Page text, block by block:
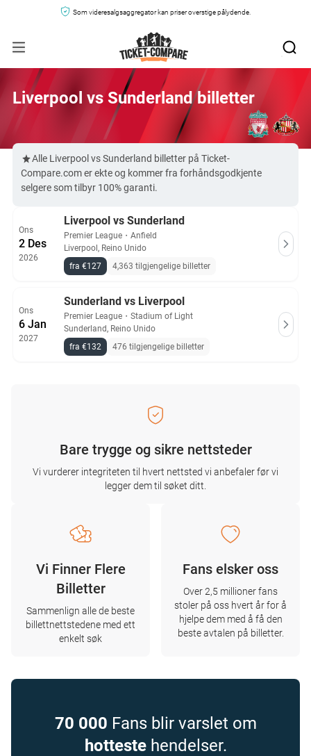
Som videresalgsaggregator kan priser overstige pålydende.
Liverpool vs Sunderland billetter
Alle Liverpool vs Sunderland billetter på Ticket-
Compare.com er ekte og kommer fra forhåndsgodkjente
selgere som tilbyr 100% garanti.
Ons
2 Des
2026
Liverpool vs Sunderland
Premier League ・ Anfield
Liverpool, Reino Unido
fra €127
4,363 tilgjengelige billetter
Ons
6 Jan
2027
Sunderland vs Liverpool
Premier League ・ Stadium of Light
Sunderland, Reino Unido
fra €132
476 tilgjengelige billetter
Bare trygge og sikre nettsteder
Vi vurderer integriteten til hvert nettsted vi anbefaler før vi
legger dem til søket ditt.
Vi Finner Flere
Billetter
Sammenlign alle de beste
billettnettstedene med ett
enkelt søk
Fans elsker oss
Over 2,5 millioner fans
stoler på oss hvert år for å
hjelpe dem med å få den
beste avtalen på billetter.
70 000 Fans blir varslet om
hottestehendelser.